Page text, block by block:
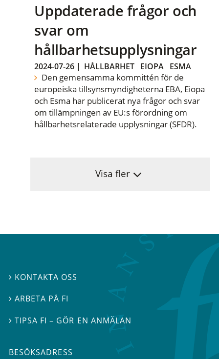
Uppdaterade frågor och
svar om
hållbarhetsupplysningar
2024-07-26 | HÅLLBARHET EIOPA ESMA
Den gemensamma kommittén för de
europeiska tillsynsmyndigheterna EBA, Eiopa
och Esma har publicerat nya frågor och svar
om tillämpningen av EU:s förordning om
hållbarhetsrelaterade upplysningar (SFDR).
Visa fler
 KONTAKTA OSS
ARBETA PÅ FI
TIPSA FI – GÖR EN ANMÄLAN
BESÖKSADRESS